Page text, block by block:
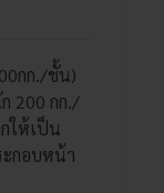
กก./ชั้น)
200 กก./
ให้เป็น
กอบหน้า